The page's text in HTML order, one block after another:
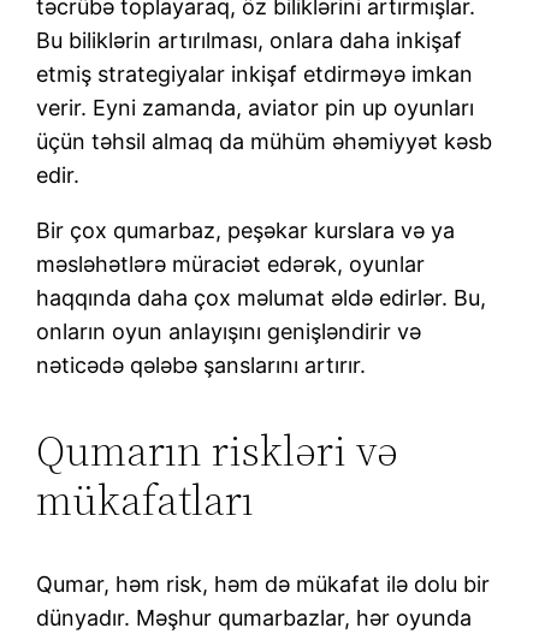
təcrübə toplayaraq, öz biliklərini artırmışlar.
Bu biliklərin artırılması, onlara daha inkişaf
etmiş strategiyalar inkişaf etdirməyə imkan
verir. Eyni zamanda, aviator pin up oyunları
üçün təhsil almaq da mühüm əhəmiyyət kəsb
edir.
Bir çox qumarbaz, peşəkar kurslara və ya
məsləhətlərə müraciət edərək, oyunlar
haqqında daha çox məlumat əldə edirlər. Bu,
onların oyun anlayışını genişləndirir və
nəticədə qələbə şanslarını artırır.
Qumarın riskləri və
mükafatları
Qumar, həm risk, həm də mükafat ilə dolu bir
dünyadır. Məşhur qumarbazlar, hər oyunda